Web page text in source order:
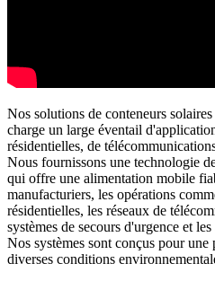
Nos solutions de conteneurs
charge un large éventail
résidentielles, de
Nous fournissons une technologie
qui offre une alimentation mobile
manufacturiers, les opérations
résidentielles, les réseaux de
systèmes de secours d'urgence et
Nos systèmes sont conçus pour
diverses conditions